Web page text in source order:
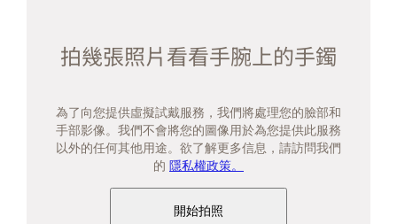
拍幾張照片看看手腕上的手鐲
為了向您提供虛擬試戴服務，我們將處理您的臉部和
手部影像。我們不會將您的圖像用於為您提供此服務
以外的任何其他用途。欲了解更多信息，請訪問我們
的 隱私權政策。
開始拍照